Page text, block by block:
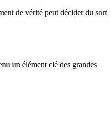
de vérité peut décider du sort
un élément clé des grandes